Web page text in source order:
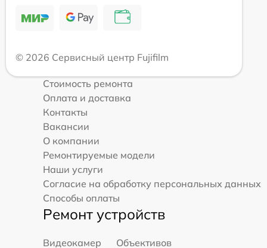
© 2026 Сервисный центр Fujifilm
Стоимость ремонта
Оплата и доставка
Контакты
Вакансии
О компании
Ремонтируемые модели
Наши услуги
Согласие на обработку персональных данных
Способы оплаты
Ремонт устройств
Видеокамер
Объективов